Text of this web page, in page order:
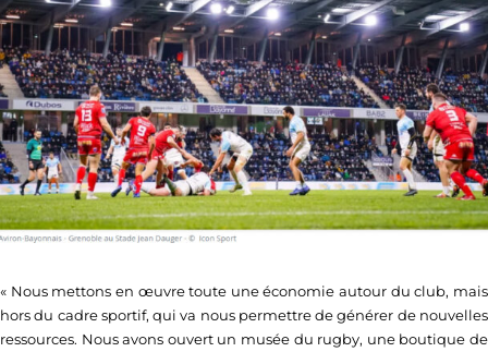
« Nous mettons en œuvre toute une économie autour du club, mais
hors du cadre sportif, qui va nous permettre de générer de nouvelles
ressources. Nous avons ouvert un musée du rugby, une boutique de